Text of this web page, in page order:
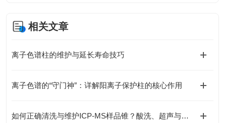
相关文章
离子色谱柱的维护与延长寿命技巧
离子色谱的“守门神”：详解阳离子保护柱的核心作用
如何正确清洗与维护ICP-MS样品锥？酸洗、超声与专业清洗流程